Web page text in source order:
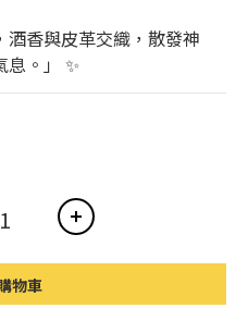
香與皮革交織，散發神
。」 ✨
物車